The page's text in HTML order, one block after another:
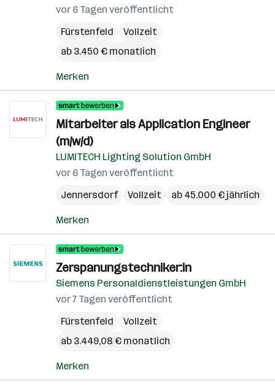
vor 6 Tagen veröffentlicht
Fürstenfeld
Vollzeit
ab 3.450 € monatlich
Merken
Mitarbeiter als Application Engineer
(m/w/d)
LUMITECH Lighting Solution GmbH
vor 6 Tagen veröffentlicht
Jennersdorf
Vollzeit ab 45.000 € jährlich
Merken
Zerspanungstechniker:in
Siemens Personaldienstleistungen GmbH
vor 7 Tagen veröffentlicht
Fürstenfeld
Vollzeit
ab 3.449,08 € monatlich
Merken